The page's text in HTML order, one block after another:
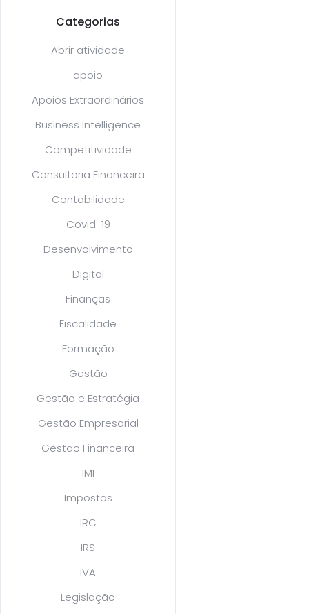
Categorias
Abrir atividade
apoio
Apoios Extraordinários
Business Intelligence
Competitividade
Consultoria Financeira
Contabilidade
Covid-19
Desenvolvimento
Digital
Finanças
Fiscalidade
Formação
Gestão
Gestão e Estratégia
Gestão Empresarial
Gestão Financeira
IMI
Impostos
IRC
IRS
IVA
Legislação